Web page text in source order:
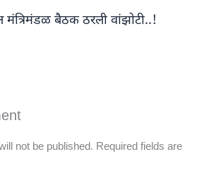
मंत्रिमंडळ बैठक ठरली वांझोटी..!
not be published. Required fields are